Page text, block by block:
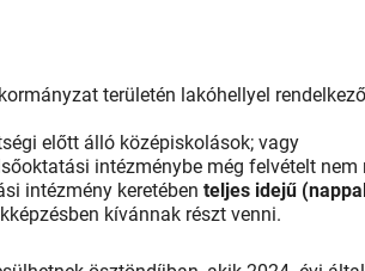
területén lakóhellyel
előtt álló középiskolások; vagy
intézménybe még felvételt nem
intézmény keretébenteljes idejű
kívánnak részt venni.